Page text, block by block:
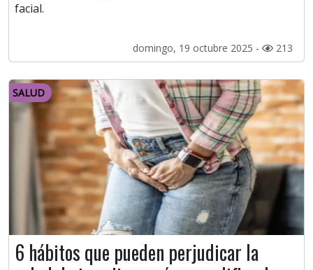
facial.
domingo, 19 octubre 2025 - 213
SALUD
6 hábitos que pueden perjudicar la